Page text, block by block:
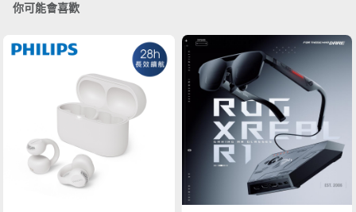
你可能會喜歡